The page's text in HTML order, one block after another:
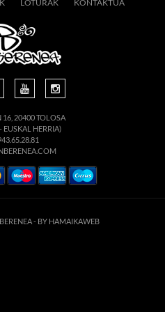
LOTURAK KONTAKTUA
16, 20400 TOLOSA
HERRIA)
- BY HAMAIKAWEB